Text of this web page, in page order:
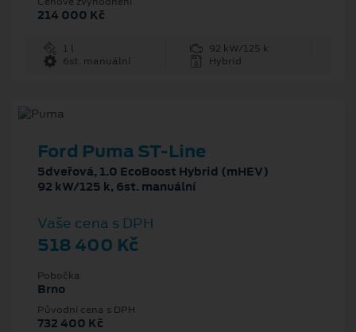
214 000 Kč
1 l
92 kW/125 k
6st. manuální
Hybrid
Ford Puma ST-Line
5dveřová, 1.0 EcoBoost Hybrid (mHEV)
92 kW/125 k, 6st. manuální
Vaše cena s DPH
518 400 Kč
Pobočka
Brno
Původní cena s DPH
732 400 Kč